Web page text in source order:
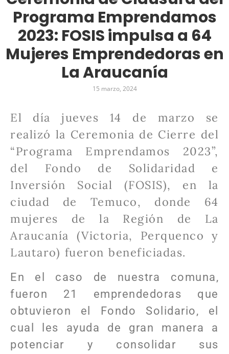
Programa Emprendamos
2023: FOSIS impulsa a 64
Mujeres Emprendedoras en
La Araucanía
15 marzo, 2024
El día jueves 14 de marzo se
realizó la Ceremonia de Cierre del
“Programa Emprendamos 2023”,
del Fondo de Solidaridad e
Inversión Social (FOSIS), en la
ciudad de Temuco, donde 64
mujeres de la Región de La
Araucanía (Victoria, Perquenco y
Lautaro) fueron beneficiadas.
En el caso de nuestra comuna,
fueron 21 emprendedoras que
obtuvieron el Fondo Solidario, el
cual les ayuda de gran manera a
potenciar y consolidar sus